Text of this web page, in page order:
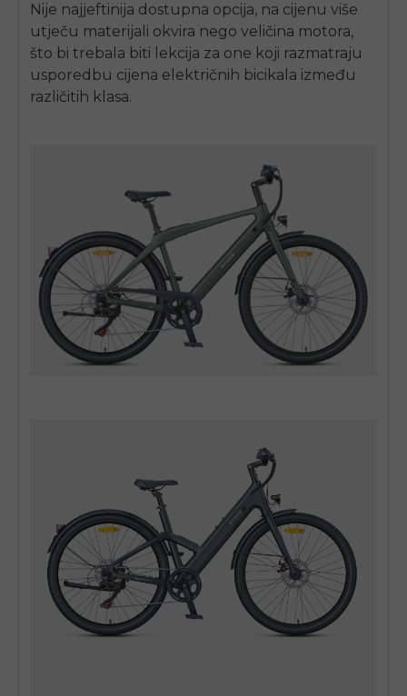
Nije najjeftinija dostupna opcija, na cijenu više
utječu materijali okvira nego veličina motora,
što bi trebala biti lekcija za one koji razmatraju
usporedbu cijena električnih bicikala između
različitih klasa.